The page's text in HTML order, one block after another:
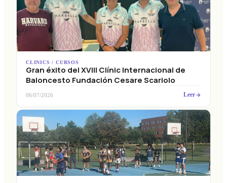
CLINICS / CURSOS
Gran éxito del XVIII Clínic Internacional de
Baloncesto Fundación Cesare Scariolo
06/07/2026 Leer